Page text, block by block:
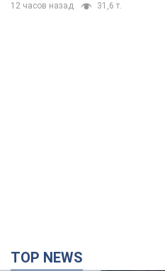
12 часов назад 31,6 т.
TOP NEWS